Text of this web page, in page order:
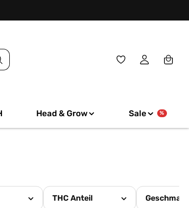
Du hast 0
Head & Grow Sale %
THC Anteil Geschmack